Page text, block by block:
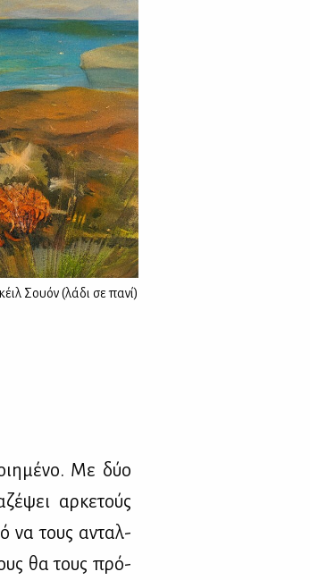
Σουόν (λάδι σε πανί)
Με δύο
αρ­κε­τούς
να τους ανταλ­
θα τους πρό­